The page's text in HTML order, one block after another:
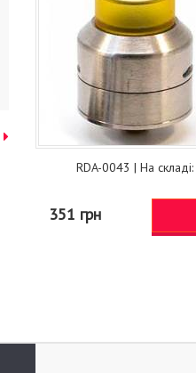
RDA-0043 | На складі:
351 грн